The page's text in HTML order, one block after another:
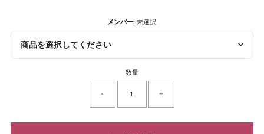
メンバー: 未選択
商品を選択してください
数量
- +